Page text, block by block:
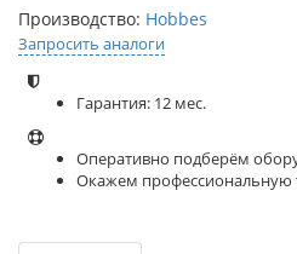
Производство: Hobbes
Запросить аналоги
Гарантия: 12 мес.
Оперативно подберём
Окажем профессиональную